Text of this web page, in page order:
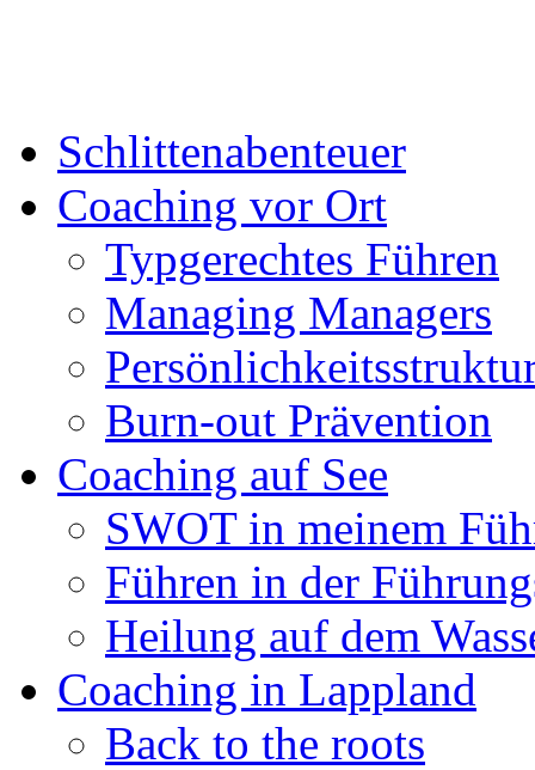
Schlittenabenteuer
Coaching vor Ort
Typgerechtes Führen
Managing Managers
Burn-out Prävention
Coaching auf See
SWOT in meinem
Führen in der
Heilung auf dem
Coaching in Lappland
Back to the roots